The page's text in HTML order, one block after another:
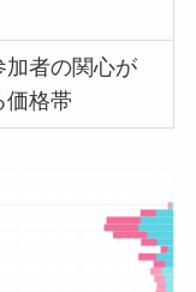
加者の関心が
価格帯